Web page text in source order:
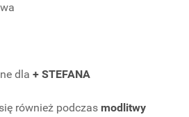
dla + STEFANA
również podczas modlitwy